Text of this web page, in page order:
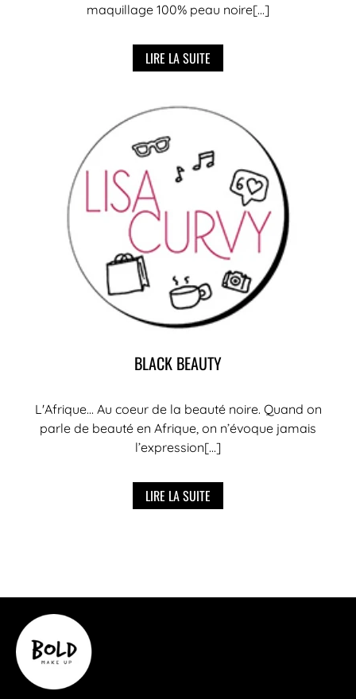
maquillage 100% peau noire[...]
LIRE LA SUITE
BLACK BEAUTY
L'Afrique... Au coeur de la beauté noire. Quand on
parle de beauté en Afrique, on n’évoque jamais
l’expression[...]
LIRE LA SUITE